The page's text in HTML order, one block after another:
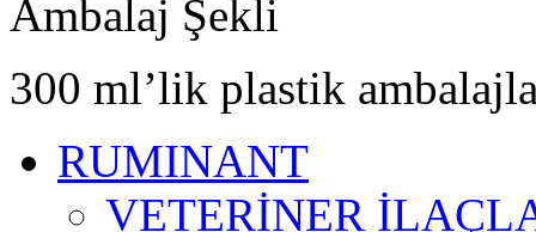
Ambalaj Şekli
300 ml’lik plastik
RUMINANT
VETERİNER